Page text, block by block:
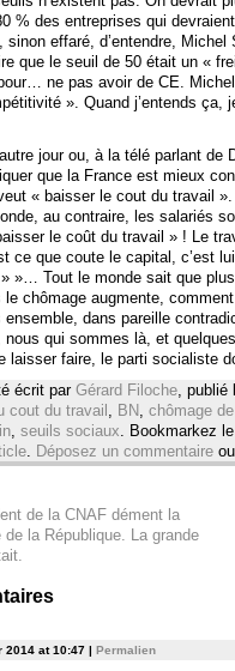
% des entreprises qui
sinon effaré, d’entendre,
que le seuil de 50 était un «
ne pas avoir de CE.
». Quand j’entends ça,
jour ou, à la télé parlant
que la France est mieux
« baisser le cout du travail
au contraire, les salariés
le coût du travail » ! Le
ce que coute le capital, c’est
»… Tout le monde sait que
le chômage augmente,
ensemble, dans pareille
nous qui sommes là, et
laisser faire, le parti socialiste
écrit parGérard Filoche, publié
cout du travail , BN, chômage
, seuils sociaux. Bookmarkez le
. Déposez un commentaireou
de la CNAF dément la
de la République. La grande
2014 at 10:47 | Permalien